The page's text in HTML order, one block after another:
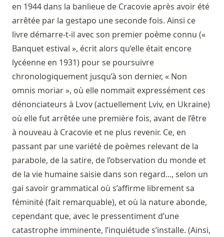
en 1944 dans la banlieue de Cracovie après avoir été
arrêtée par la gestapo une seconde fois. Ainsi ce
livre démarre-t-il avec son premier poème connu («
Banquet estival », écrit alors qu’elle était encore
lycéenne en 1931) pour se poursuivre
chronologiquement jusqu’à son dernier, « Non
omnis moriar », où elle nommait expressément ces
dénonciateurs à Lvov (actuellement Lviv, en Ukraine)
où elle fut arrêtée une première fois, avant de l’être
à nouveau à Cracovie et ne plus revenir. Ce, en
passant par une variété de poèmes relevant de la
parabole, de la satire, de l’observation du monde et
de la vie humaine saisie dans son regard..., selon un
gai savoir grammatical où s’affirme librement sa
féminité (fait remarquable), et où la nature abonde,
cependant que, avec le pressentiment d’une
catastrophe imminente, l’inquiétude s’installe. (Ainsi,